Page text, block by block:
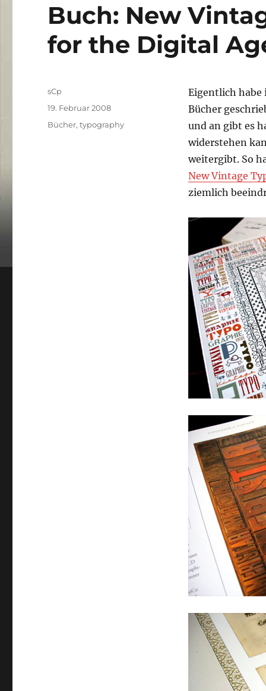
Buch: New
for the Digital
Eigentlich habe
Bücher
und an gibt es
widerstehen
weitergibt. So
New Vintage
ziemlich
Autor
sCp
Veröffentlicht
am
19. Februar 2008
Kategorien
Bücher,typography